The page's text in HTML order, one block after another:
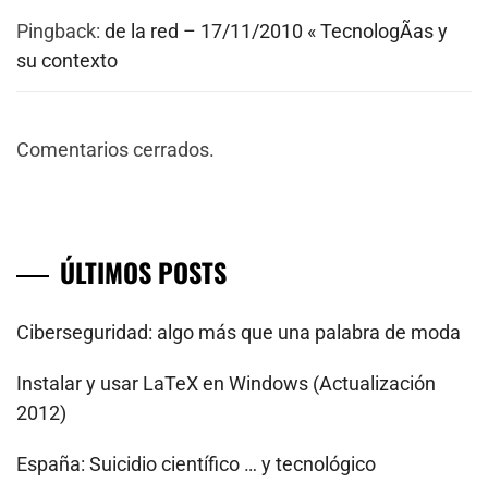
Pingback: de la red – 17/11/2010 « TecnologÃ­as y
su contexto
Comentarios cerrados.
ÚLTIMOS POSTS
Ciberseguridad: algo más que una palabra de moda
Instalar y usar LaTeX en Windows (Actualización
2012)
España: Suicidio científico … y tecnológico